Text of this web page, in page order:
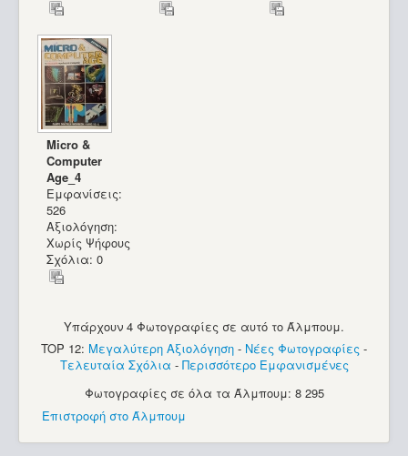
Micro &
Computer
Age_4
Εμφανίσεις:
526
Αξιολόγηση:
Χωρίς Ψήφους
Σχόλια: 0
Υπάρχουν 4 Φωτογραφίες σε αυτό το Άλμπουμ.
TOP 12: Μεγαλύτερη Αξιολόγηση - Νέες Φωτογραφίες -
Τελευταία Σχόλια - Περισσότερο Εμφανισμένες
Φωτογραφίες σε όλα τα Άλμπουμ: 8 295
Επιστροφή στο Άλμπουμ